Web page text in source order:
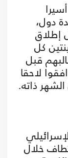
وطالب الخاطفون بالإفراج عن 53 أسيرا
دول،
إطلاق
كل
قبل
لاحقا
ذاته.
خلال